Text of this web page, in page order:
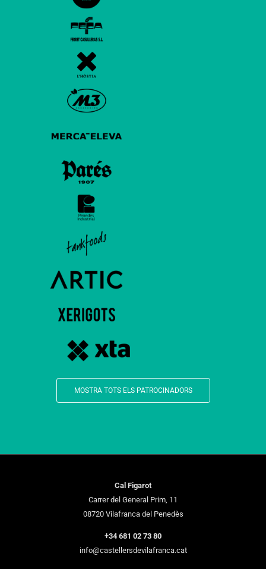
MOSTRA TOTS ELS PATROCINADORS
Cal Figarot
Carrer del General Prim, 11
08720 Vilafranca del Penedès
+34 681 02 73 80
info@castellersdevilafranca.cat